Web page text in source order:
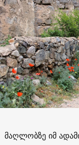
მაღლობზე იმ